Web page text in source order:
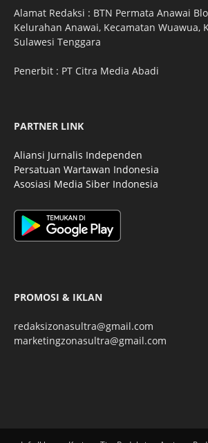
Alamat Redaksi : BTN Permata Anawai
Kelurahan Anawai, Kecamatan Wuawua,
Sulawesi Tenggara
Penerbit : PT Citra Media Abadi
PARTNER LINK
Aliansi Jurnalis Independen
Persatuan Wartawan Indonesia
Asosiasi Media Siber Indonesia
PROMOSI & IKLAN
redaksizonasultra@gmail.com
marketingzonasultra@gmail.com